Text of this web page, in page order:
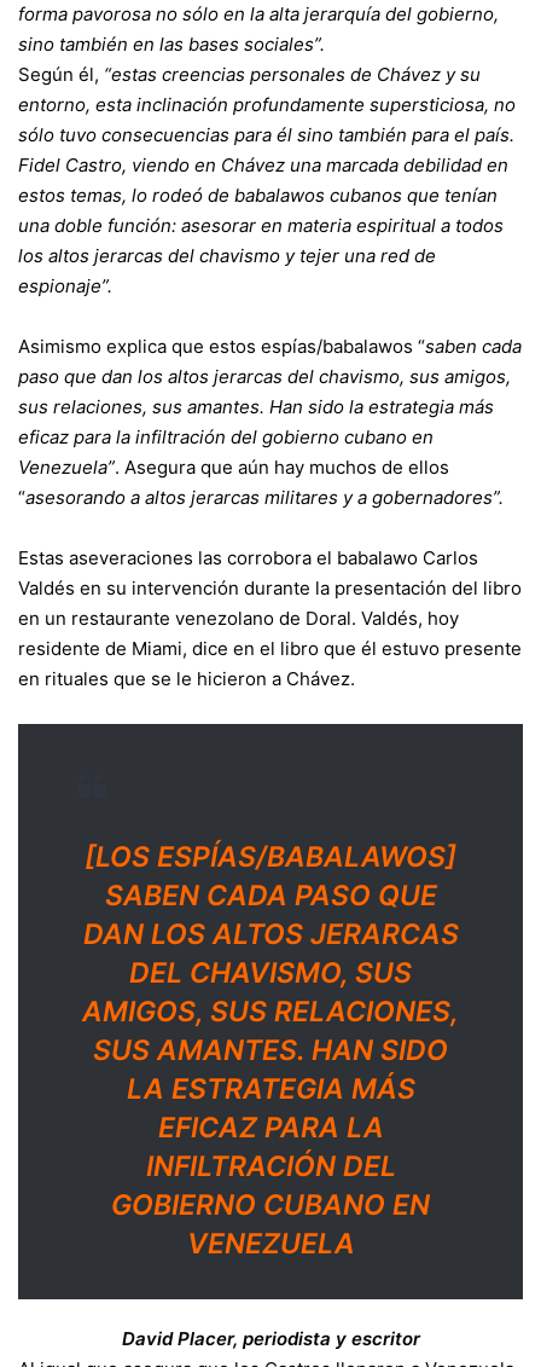
forma pavorosa no sólo en la alta jerarquía del gobierno,
sino también en las bases sociales”.
Según él, “estas creencias personales de Chávez y su
entorno, esta inclinación profundamente supersticiosa, no
sólo tuvo consecuencias para él sino también para el país.
Fidel Castro, viendo en Chávez una marcada debilidad en
estos temas, lo rodeó de babalawos cubanos que tenían
una doble función: asesorar en materia espiritual a todos
los altos jerarcas del chavismo y tejer una red de
espionaje”.
Asimismo explica que estos espías/babalawos “saben cada
paso que dan los altos jerarcas del chavismo, sus amigos,
sus relaciones, sus amantes. Han sido la estrategia más
eficaz para la infiltración del gobierno cubano en
Venezuela”. Asegura que aún hay muchos de ellos
“asesorando a altos jerarcas militares y a gobernadores”.
Estas aseveraciones las corrobora el babalawo Carlos
Valdés en su intervención durante la presentación del libro
en un restaurante venezolano de Doral. Valdés, hoy
residente de Miami, dice en el libro que él estuvo presente
en rituales que se le hicieron a Chávez.
[LOS ESPÍAS/BABALAWOS]
SABEN CADA PASO QUE
DAN LOS ALTOS JERARCAS
DEL CHAVISMO, SUS
AMIGOS, SUS RELACIONES,
SUS AMANTES. HAN SIDO
LA ESTRATEGIA MÁS
EFICAZ PARA LA
INFILTRACIÓN DEL
GOBIERNO CUBANO EN
VENEZUELA
David Placer, periodista y escritor